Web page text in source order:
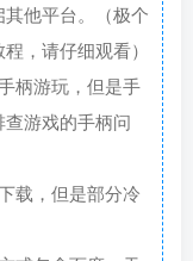
他平台。（极个
，请仔细观看）
柄游玩，但是手
游戏的手柄问
载，但是部分冷